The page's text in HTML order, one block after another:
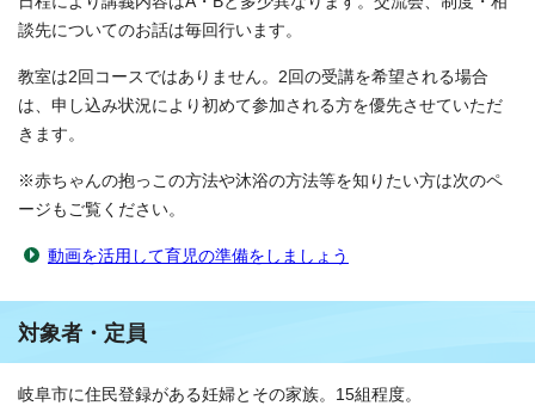
談先についてのお話は毎回行います。
教室は2回コースではありません。2回の受講を希望される場合
は、申し込み状況により初めて参加される方を優先させていただ
きます。
※赤ちゃんの抱っこの方法や沐浴の方法等を知りたい方は次のペ
ージもご覧ください。
動画を活用して育児の準備をしましょう
対象者・定員
岐阜市に住民登録がある妊婦とその家族。15組程度。